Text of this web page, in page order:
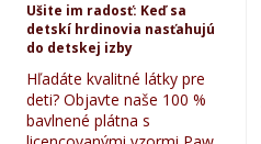
Ušite im radosť: Keď sa
detskí hrdinovia nasťahujú
do detskej izby
Hľadáte kvalitné látky pre
deti? Objavte naše 100 %
bavlnené plátna s